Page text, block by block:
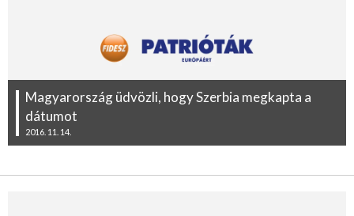
Magyarország üdvözli, hogy Szerbia megkapta a
dátumot
2016. 11. 14.